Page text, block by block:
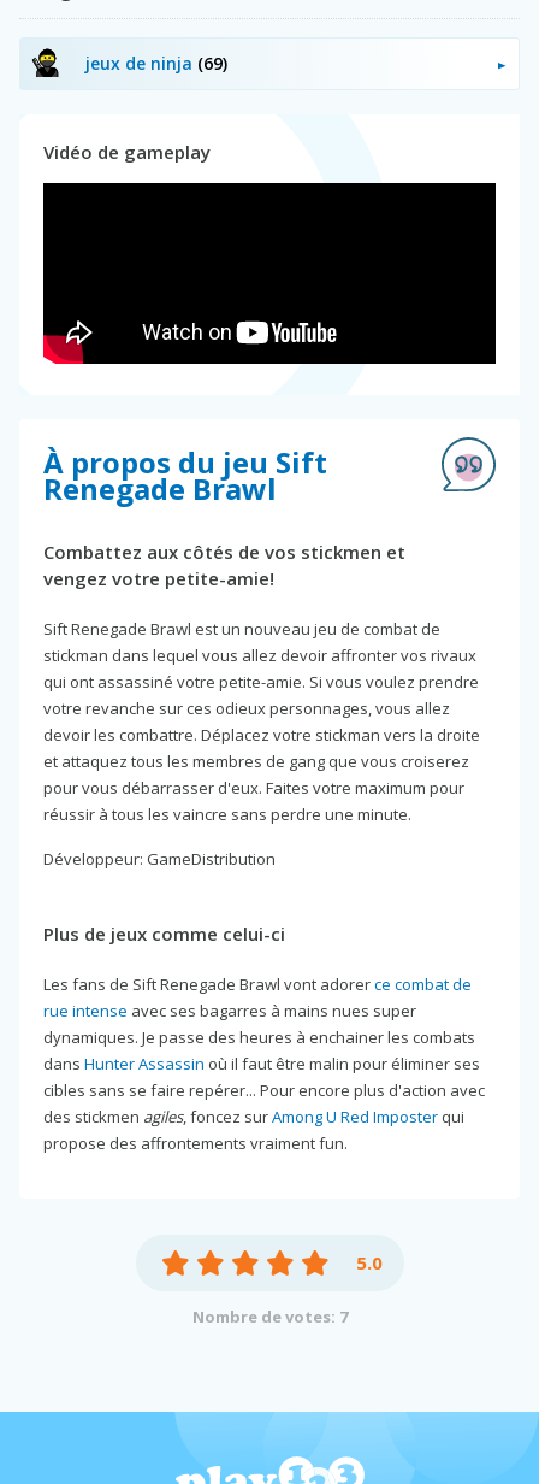
jeux de ninja (69)
Vidéo de gameplay
À propos du jeu Sift
Renegade Brawl
Combattez aux côtés de vos stickmen et
vengez votre petite-amie!
Sift Renegade Brawl est un nouveau jeu de combat de
stickman dans lequel vous allez devoir affronter vos rivaux
qui ont assassiné votre petite-amie. Si vous voulez prendre
votre revanche sur ces odieux personnages, vous allez
devoir les combattre. Déplacez votre stickman vers la droite
et attaquez tous les membres de gang que vous croiserez
pour vous débarrasser d'eux. Faites votre maximum pour
réussir à tous les vaincre sans perdre une minute.
Développeur: GameDistribution
Plus de jeux comme celui-ci
Les fans de Sift Renegade Brawl vont adorerce combat de
rue intense avec ses bagarres à mains nues super
dynamiques. Je passe des heures à enchainer les combats
dans Hunter Assassin où il faut être malin pour éliminer ses
cibles sans se faire repérer... Pour encore plus d'action avec
des stickmen agiles, foncez surAmong U Red Imposter qui
propose des affrontements vraiment fun.
5.0
Nombre de votes: 7